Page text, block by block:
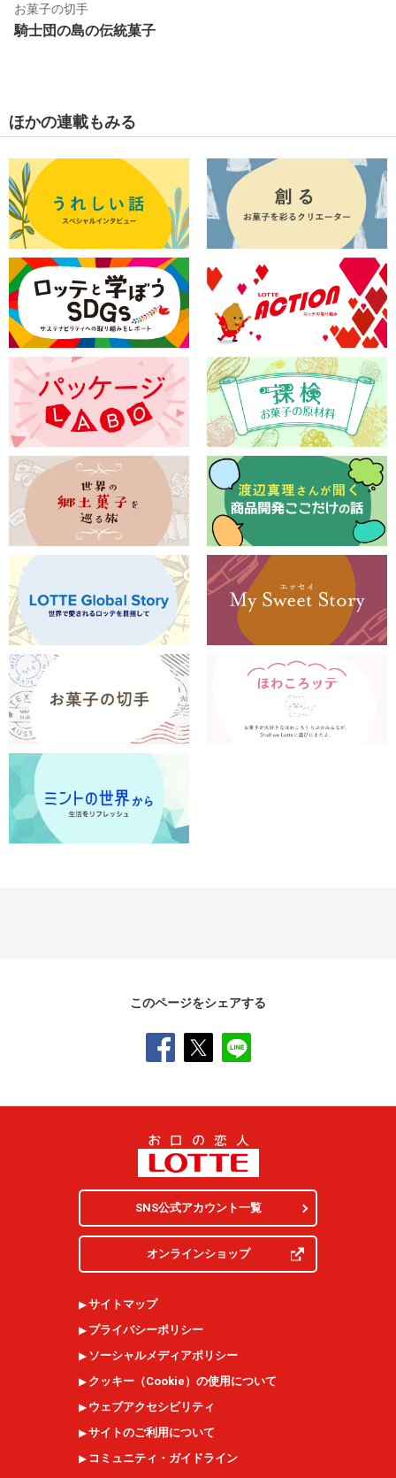
お菓子の切手
騎士団の島の伝統菓子
ほかの連載もみる
このページをシェアする
SNS公式アカウント一覧
オンラインショップ
サイトマップ
プライバシーポリシー
ソーシャルメディアポリシー
クッキー（Cookie ）の使用について
ウェブアクセシビリティ
サイトのご利用について
コミュニティ・ガイドライン